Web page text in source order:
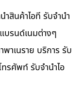
สินค้าไอที รับจำนำ
บรนด์เนมต่างๆ
าเนราย บริการ รับ
รศัพท์ รับจำนำไอ